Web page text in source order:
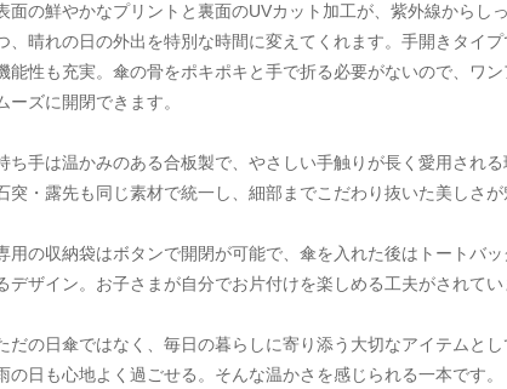
面の鮮やかなプリントと裏面のUVカット加工が、紫外線からし
、晴れの日の外出を特別な時間に変えてくれます。手開きタイプ
能性も充実。傘の骨をポキポキと手で折る必要がないので、ワ
ーズに開閉できます。
ち手は温かみのある合板製で、やさしい手触りが長く愛用される
突・露先も同じ素材で統一し、細部までこだわり抜いた美しさが
用の収納袋はボタンで開閉が可能で、傘を入れた後はトートバッ
デザイン。お子さまが自分でお片付けを楽しめる工夫がされてい
だの日傘ではなく、毎日の暮らしに寄り添う大切なアイテムと
の日も心地よく過ごせる。そんな温かさを感じられる一本です。